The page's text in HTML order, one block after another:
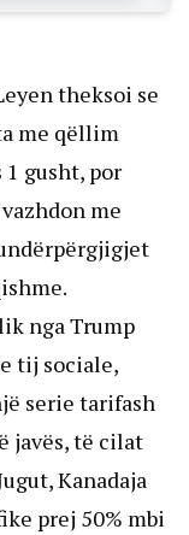
theksoi se
me qëllim
gusht, por
me
nga Trump
tij sociale,
serie tarifash
javës, të cilat
Kanadaja
prej 50% mbi